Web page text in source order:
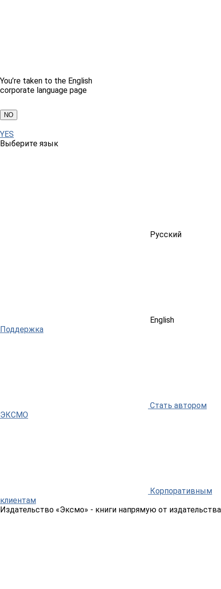
You’re taken to the English
corporate language page
NO
YES
Выберите язык
Русский
English
Поддержка
Стать автором
ЭКСМО
Корпоративным
клиентам
Издательство «Эксмо» - книги напрямую от издательства